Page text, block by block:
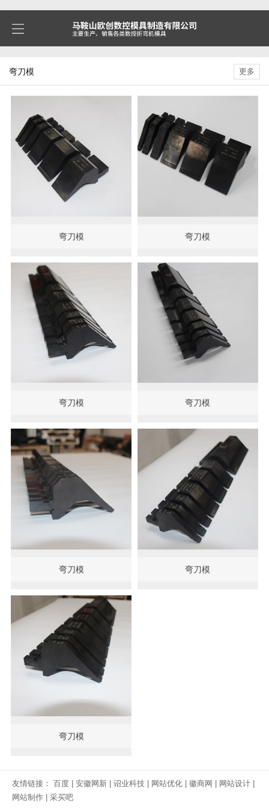
更多
弯刀模
弯刀模 弯刀模
弯刀模 弯刀模
弯刀模 弯刀模
弯刀模
友情链接： 百度 安徽网新 诏业科技 网站优化 徽商网 网站设计
网站制作
采买吧